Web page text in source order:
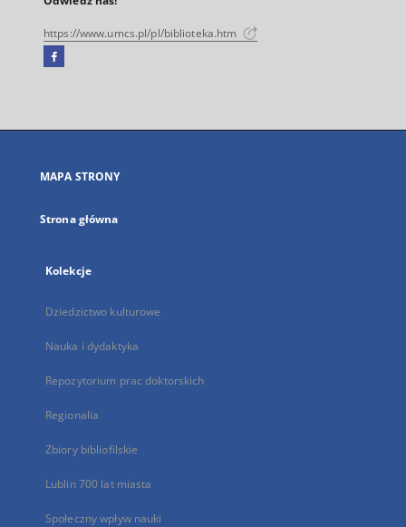
https://www.umcs.pl/pl/biblioteka.htm
Facebook
się
karcie
MAPA STRONY
Strona główna
Kolekcje
Dziedzictwo kulturowe
Nauka i dydaktyka
Repozytorium prac doktorskich
Regionalia
Zbiory bibliofilskie
Lublin 700 lat miasta
Społeczny wpływ nauki